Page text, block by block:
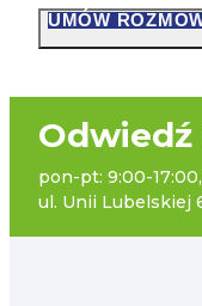
UMÓW
Odwiedź
pon-pt: 9:00-
ul. Unii Lubelskiej